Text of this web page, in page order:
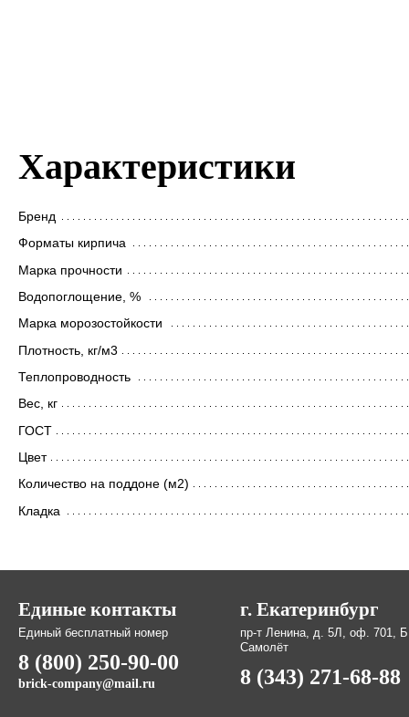
Характеристики
Бренд
Форматы кирпича
Марка прочности
Водопоглощение, %
Марка морозостойкости
Плотность, кг/м3
Теплопроводность
Вес, кг
ГОСТ
Цвет
Количество на поддоне (м2)
Кладка
Единые контакты
Единый бесплатный номер
8 (800) 250-90-00
brick-company@mail.ru
г. Екатеринбург
пр-т Ленина, д. 5Л, оф. 701,
Самолёт
8 (343) 271-68-88